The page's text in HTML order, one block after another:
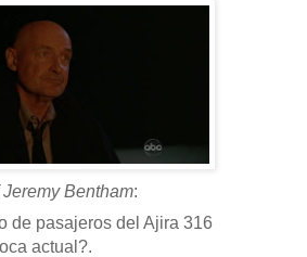
Bentham:
de pasajeros del Ajira 316
actual?.